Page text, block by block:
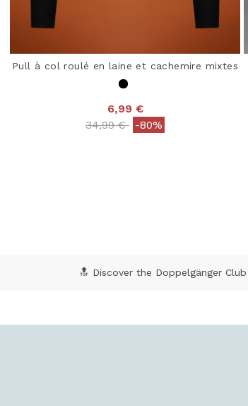
Pull à col roulé en laine et cachemire mixtes
6,99 €
Price reduced from
34,99 €to-80%
🔝 Discover the Doppelgänger Club